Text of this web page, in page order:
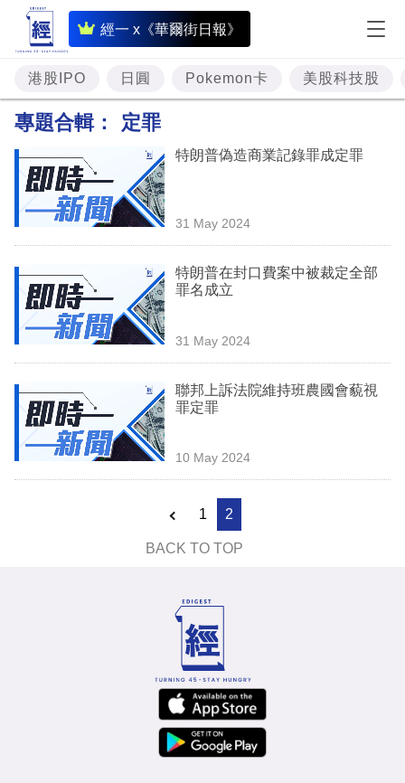
經一 x《華爾街日報》
即
時
財
經
投
資
理
業
科
技
港股IPO 日圓 Pokemon卡 美股科技股
專題合輯： 定罪
特朗普偽造商業記錄罪成定罪
31 May 2024
特朗普在封口費案中被裁定全部
罪名成立
31 May 2024
聯邦上訴法院維持班農國會藐視
罪定罪
10 May 2024
1 2
BACK TO TOP